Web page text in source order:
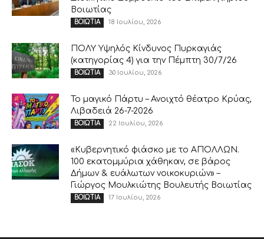
Βοιωτίας
ΒΟΙΩΤΙΑ 18 Ιουλίου, 2026
ΠΟΛΥ Υψηλός Κίνδυνος Πυρκαγιάς
(κατηγορίας 4) για την Πέμπτη 30/7/26
ΒΟΙΩΤΙΑ 30 Ιουλίου, 2026
Το μαγικό Πάρτυ – Ανοιχτό θέατρο Κρύας,
Λιβαδειά 26-7-2026
ΒΟΙΩΤΙΑ 22 Ιουλίου, 2026
«Κυβερνητικό φιάσκο με το ΑΠΟΛΛΩΝ.
100 εκατομμύρια χάθηκαν, σε βάρος
Δήμων & ευάλωτων νοικοκυριών» –
Γιώργος Μουλκιώτης Βουλευτής Βοιωτίας
ΒΟΙΩΤΙΑ 17 Ιουλίου, 2026